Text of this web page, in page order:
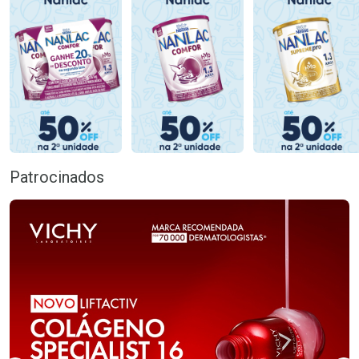
Patrocinados